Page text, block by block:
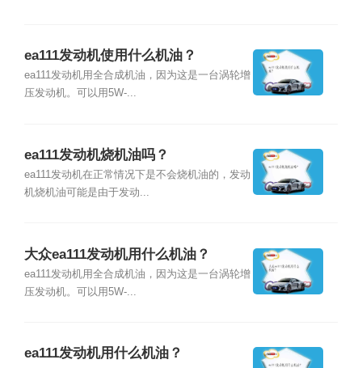
ea111发动机使用什么机油？
ea111发动机用全合成机油，因为这是一台涡轮增
压发动机。可以用5W-...
ea111发动机烧机油吗？
ea111发动机在正常情况下是不会烧机油的，发动
机烧机油可能是由于发动...
大众ea111发动机用什么机油？
ea111发动机用全合成机油，因为这是一台涡轮增
压发动机。可以用5W-...
ea111发动机用什么机油？